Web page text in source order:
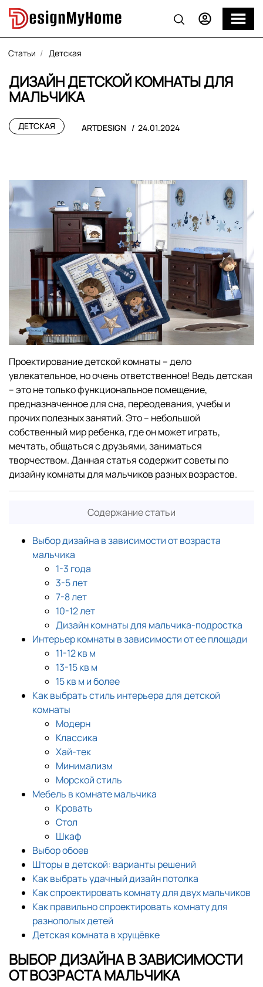
Статьи Детская
ДИЗАЙН ДЕТСКОЙ КОМНАТЫ ДЛЯ
МАЛЬЧИКА
ДЕТСКАЯ ARTDESIGN 24.01.2024
Проектирование детской комнаты – дело
увлекательное, но очень ответственное! Ведь детская
– это не только функциональное помещение,
предназначенное для сна, переодевания, учебы и
прочих полезных занятий. Это – небольшой
собственный мир ребенка, где он может играть,
мечтать, общаться с друзьями, заниматься
творчеством. Данная статья содержит советы по
дизайну комнаты для мальчиков разных возрастов.
Содержание статьи
Выбор дизайна в зависимости от возраста
мальчика
1-3 года
3-5 лет
7-8 лет
10-12 лет
Дизайн комнаты для мальчика-подростка
Интерьер комнаты в зависимости от ее площади
11-12 кв м
13-15 кв м
15 кв м и более
Как выбрать стиль интерьера для детской
комнаты
Модерн
Классика
Хай-тек
Минимализм
Морской стиль
Мебель в комнате мальчика
Кровать
Стол
Шкаф
Выбор обоев
Шторы в детской: варианты решений
Как выбрать удачный дизайн потолка
Как спроектировать комнату для двух мальчиков
Как правильно спроектировать комнату для
разнополых детей
Детская комната в хрущёвке
ВЫБОР ДИЗАЙНА В ЗАВИСИМОСТИ
ОТ ВОЗРАСТА МАЛЬЧИКА